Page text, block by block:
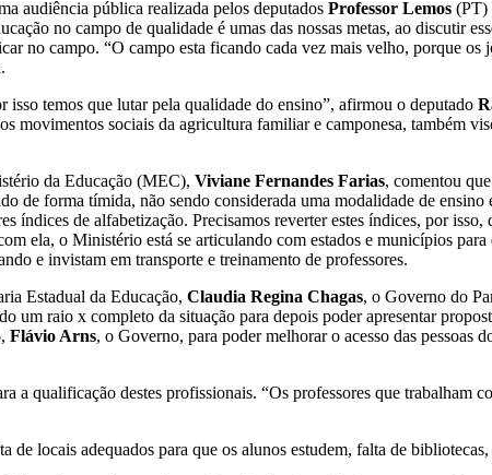
audiência pública realizada pelos deputados Professor Lemos (PT)
no campo de qualidade é umas das nossas metas, ao discutir
no campo. “O campo esta ficando cada vez mais velho, porque os
temos que lutar pela qualidade do ensino”, afirmou o deputado
movimentos sociais da agricultura familiar e camponesa, também
da Educação (MEC), Viviane Fernandes Farias, comentou
de forma tímida, não sendo considerada uma modalidade de
índices de alfabetização. Precisamos reverter estes índices, por
ela, o Ministério está se articulando com estados e municípios
e invistam em transporte e treinamento de professores.
Estadual da Educação, Claudia Regina Chagas, o Governo do
um raio x completo da situação para depois poder apresentar
Flávio Arns, o Governo, para poder melhorar o acesso das pessoas
a qualificação destes profissionais. “Os professores que trabalham
locais adequados para que os alunos estudem, falta de